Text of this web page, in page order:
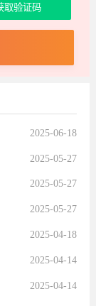
2025-06-18
2025-05-27
2025-05-27
2025-05-27
2025-04-18
2025-04-14
2025-04-14